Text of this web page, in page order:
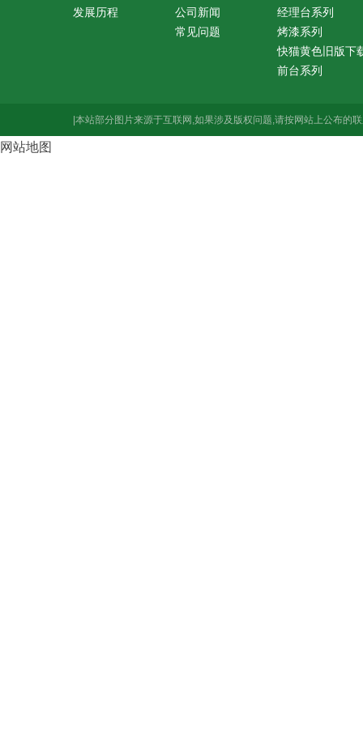
发展历程
公司新闻
常见问题
经理台系列
烤漆系列
快猫黄色旧版下
前台系列
|本站部分图片来源于互联网,如果涉及版权问题,请按网站上公布的
网站地图